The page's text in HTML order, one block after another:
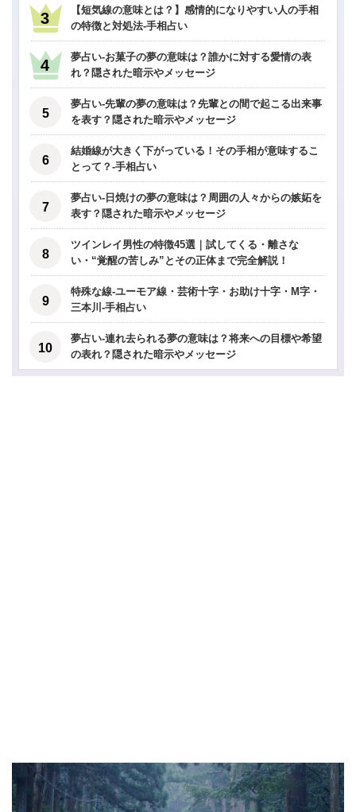
【短気線の意味とは？】感情的になりやすい人の手相
の特徴と対処法-手相占い
夢占い-お菓子の夢の意味は？誰かに対する愛情の表
れ？隠された暗示やメッセージ
夢占い-先輩の夢の意味は？先輩との間で起こる出来事
を表す？隠された暗示やメッセージ
結婚線が大きく下がっている！その手相が意味するこ
とって？-手相占い
夢占い-日焼けの夢の意味は？周囲の人々からの嫉妬を
表す？隠された暗示やメッセージ
ツインレイ男性の特徴45選｜試してくる・離さな
い・“覚醒の苦しみ”とその正体まで完全解説！
特殊な線-ユーモア線・芸術十字・お助け十字・M字・
三本川-手相占い
夢占い-連れ去られる夢の意味は？将来への目標や希望
の表れ？隠された暗示やメッセージ